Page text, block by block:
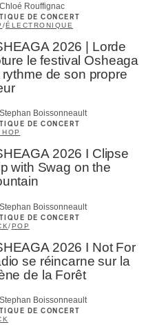
Rouffignac
DE CONCERT
/ÉLECTRONIQUE
2026 | Lorde
le festival Osheaga
de son propre
Boissonneault
DE CONCERT
2026 I Clipse
with Swag on the
Boissonneault
DE CONCERT
/POP
2026 I Not For
se réincarne sur la
de la Forêt
Boissonneault
DE CONCERT